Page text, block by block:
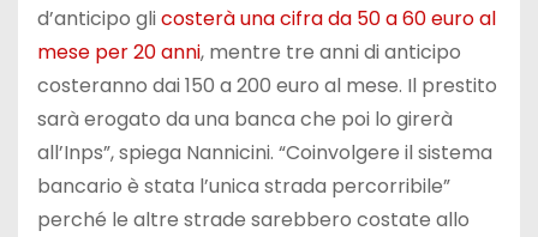
d’anticipo glicosterà una cifra da 50 a 60 euro al
mese per 20 anni, mentre tre anni di anticipo
costeranno dai 150 a 200 euro al mese. Il prestito
sarà erogato da una banca che poi lo girerà
all’Inps”, spiega Nannicini. “Coinvolgere il sistema
bancario è stata l’unica strada percorribile”
perché le altre strade sarebbero costate allo